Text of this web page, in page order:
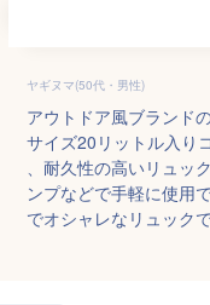
ヤギヌマ(50代・男性)
アウトドア風ブランド
サイズ20リットル入り
、耐久性の高いリュ
ンプなどで手軽に使用
でオシャレなリュックで